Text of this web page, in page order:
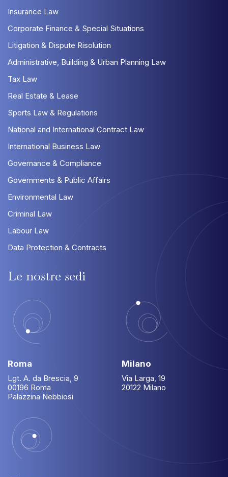
Insurance Law
Corporate Finance & Special Situations
Litigation & Dispute Risolution
Administrative, Building & Urban Planning Law
Tax Law
Real Estate & Lease
Sports Law & Regulations
National and International Contract Law
International Business Law
Governance & Compliance
Governments & Public Affairs
Environmental Law
Criminal Law
Labour Law
Data Protection & Contracts
Le nostre sedi
Roma
Lgt. A. da Brescia, 9
00196 Roma
Palazzina Nebbiosi
Milano
Via Larga, 19
20122 Milano